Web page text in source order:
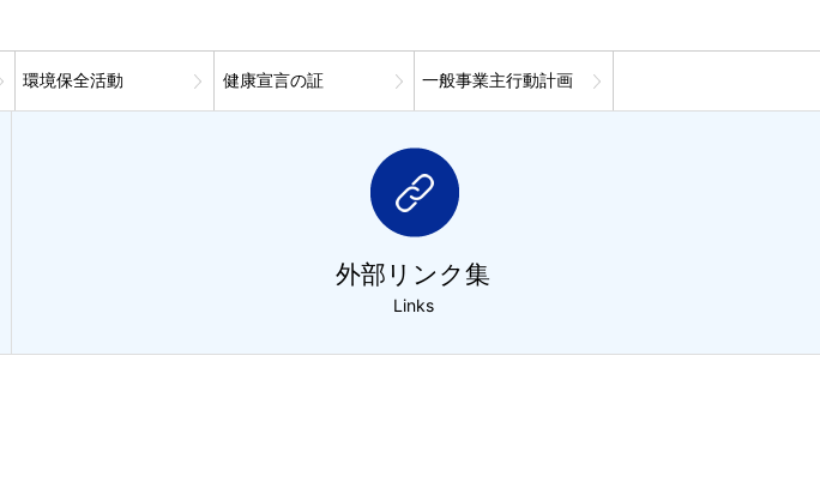
環境保全活動 健康宣言の証 一般事業主行動計画
外部リンク集
Links